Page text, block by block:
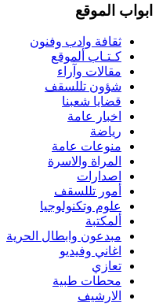
ابواب الموقع
ثقافة وادب وفنون
كـتـاب ألموقع
مقالات وآراء
شؤون تللسقف
قضايا شعبنا
اخبار عامة
رياضة
منوعات عامة
المراة والاسرة
اصدارات
أمور تللسقف
علوم وتكنولوجيا
ألمكتبة
مبدعون وابطال الحرية
اغاني وفيديو
تعازي
محطات طبية
الارشيف